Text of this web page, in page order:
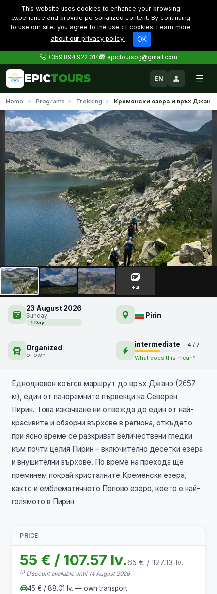
This website uses cookies to enhance your browsing
experience and provide personalized content. By continuing
to use our site, you agree to the use of cookies. Learn more
about our privacy policy . OK
+359 894 922 014 epictoursbg@gmail.com
EPICTOURS EN
Home Programs Trekking Кременски езера и връх Джано
Кременски езера и връх
Джано
+4
23 August 2026
Sunday
1 Day
Pirin
Organized
or own
intermediate
4 / 7
What does this mean? →
Еднодневен кръгов маршрут до връх Джано (2657
м), един от панорамните първенци на Северен
Пирин. Това изкачване ни отвежда до един от най-
красивите и обзорни върхове в региона, откъдето
при ясно време се разкриват величествени гледки
към почти целия Пирин – включително десетки езера
и внушителни върхове. По време на прехода ще
преминем покрай кристалните Кременски езера,
както и емблематичното Попово езеро, което е най-
голямото в Пирин
PRICE
55 € / 107.57 lv.65 € / 127.13 lv.
(1)Discount available until 14 August 2026
45 € / 88.01 lv. — own transport